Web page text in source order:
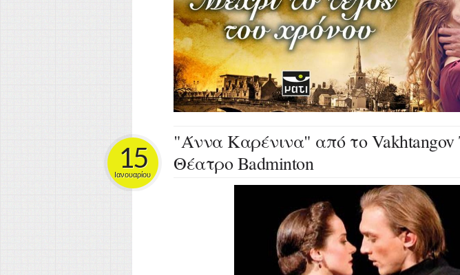
"Άννα Καρένινα" από το Vakhtangov
Θέατρο Badminton
15
Ιανουαρίου